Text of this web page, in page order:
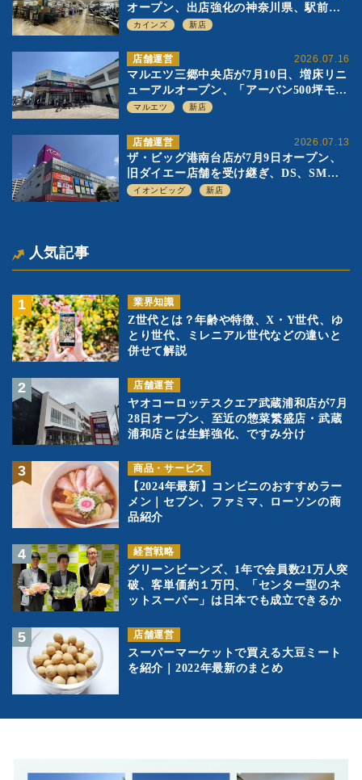
オープン、出店強化の神奈川県、駅前
SC2階の都市型小型店
カインズ 新店
2026.07.16
店舗運営
マルエツ三郷中央店が7月10日、増床リニ
ューアルオープン、「アーバン500坪モデ
ル」の実験を集大成、駅前立地受け、寿
マルエツ 新店
2026.07.13
店舗運営
ザ・ビッグ港南台店が7月9日オープン、
旧ダイエー店舗を受け継ぎ、DS、SM激
戦区にイオンビッグが出店へ
イオンビッグ 新店
人気記事
業界知識
Z世代とは？年齢や特徴、X・Y世代、ゆ
とり世代、ミレニアル世代などの違いと
併せて解説
店舗運営
ヤオコーロッテスクエア武蔵浦和店が7月
28日オープン、至近の惣菜繁盛店・武蔵
浦和店とは生鮮強化、ですみ分け
商品・サービス
【2024年最新】コンビニのおすすめラー
メン｜セブン、ファミマ、ローソンの商
品紹介
経営戦略
グリーンビーンズ、1年で会員数21万人突
破、客単価約１万円、「センター型のネ
ットスーパー」は日本でも成立できるか
店舗運営
スーパーマーケットで買える大豆ミート
を紹介｜2022年最新のまとめ